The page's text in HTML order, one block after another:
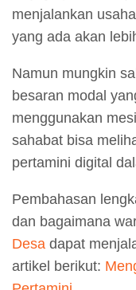
menjalankan
yang ada akan
Namun mungkin
besaran modal
menggunakan
sahabat bisa
pertamini digital
Pembahasan
dan bagaimana
Desa dapat
artikel berikut: